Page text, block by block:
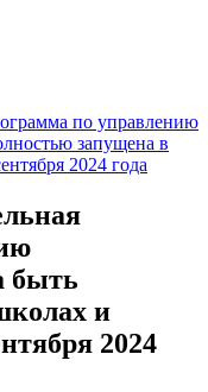
по управлению
запущена в
2024 года
быть
и
2024